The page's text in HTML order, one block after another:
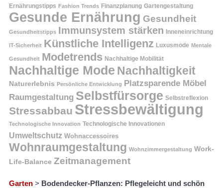
Ernährungstipps Fashion Trends Finanzplanung Gartengestaltung
Gesunde Ernährung Gesundheit
Gesundheitstipps Immunsystem stärken Inneneinrichtung
IT-Sicherheit Künstliche Intelligenz Luxusmode Mentale
Gesundheit Modetrends Nachhaltige Mobilität
Nachhaltige Mode Nachhaltigkeit
Naturerlebnis Persönliche Entwicklung Platzsparende Möbel
Raumgestaltung Selbstfürsorge Selbstreflexion
Stressabbau Stressbewältigung
Technologische Innovation Technologische Innovationen
Umweltschutz Wohnaccessoires
Wohnraumgestaltung Wohnzimmergestaltung Work-
Life-Balance Zeitmanagement
Garten > Bodendecker-Pflanzen: Pflegeleicht und schön